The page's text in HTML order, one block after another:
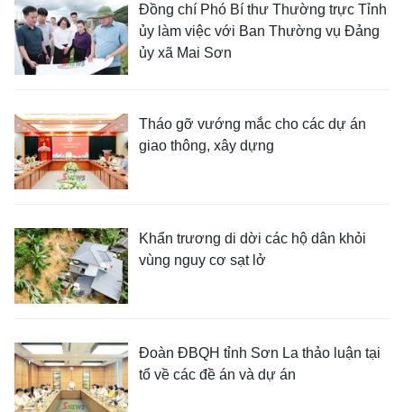
Đồng chí Phó Bí thư Thường trực Tỉnh
ủy làm việc với Ban Thường vụ Đảng
ủy xã Mai Sơn
Tháo gỡ vướng mắc cho các dự án
giao thông, xây dựng
Khẩn trương di dời các hộ dân khỏi
vùng nguy cơ sạt lở
Đoàn ĐBQH tỉnh Sơn La thảo luận tại
tổ về các đề án và dự án